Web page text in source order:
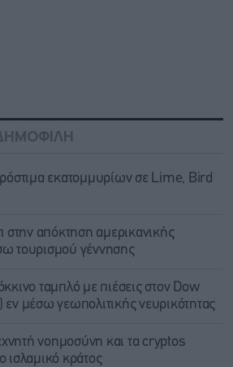
εκατομμυρίων σε Lime, Bird
απόκτηση αμερικανικής
τουρισμού γέννησης
ταμπλό με πιέσεις στον Dow
εν μέσω γεωπολιτικής νευρικότητας
νοημοσύνη και τα cryptos
ισλαμικό κράτος